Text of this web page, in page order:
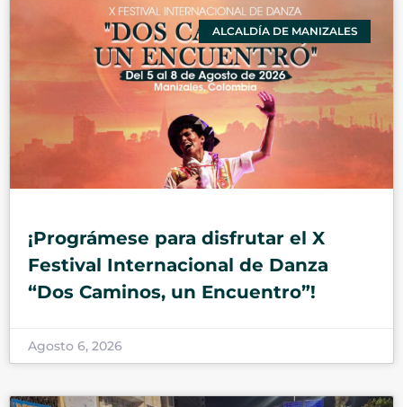
ALCALDÍA DE MANIZALES
¡Prográmese para disfrutar el X
Festival Internacional de Danza
“Dos Caminos, un Encuentro”!
Agosto 6, 2026